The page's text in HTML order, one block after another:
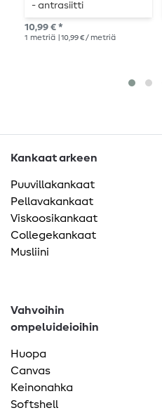
- antrasiitti
10,99 € *
1 metriä | 10,99 € / metriä
Kankaat arkeen
Puuvillakankaat
Pellavakankaat
Viskoosikankaat
Collegekankaat
Musliini
Vahvoihin
ompeluideioihin
Huopa
Canvas
Keinonahka
Softshell